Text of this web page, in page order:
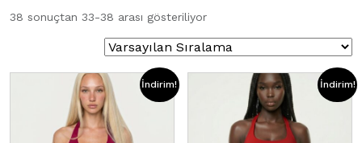
38 sonuçtan 33-38 arası gösteriliyor
İndirim! İndirim!